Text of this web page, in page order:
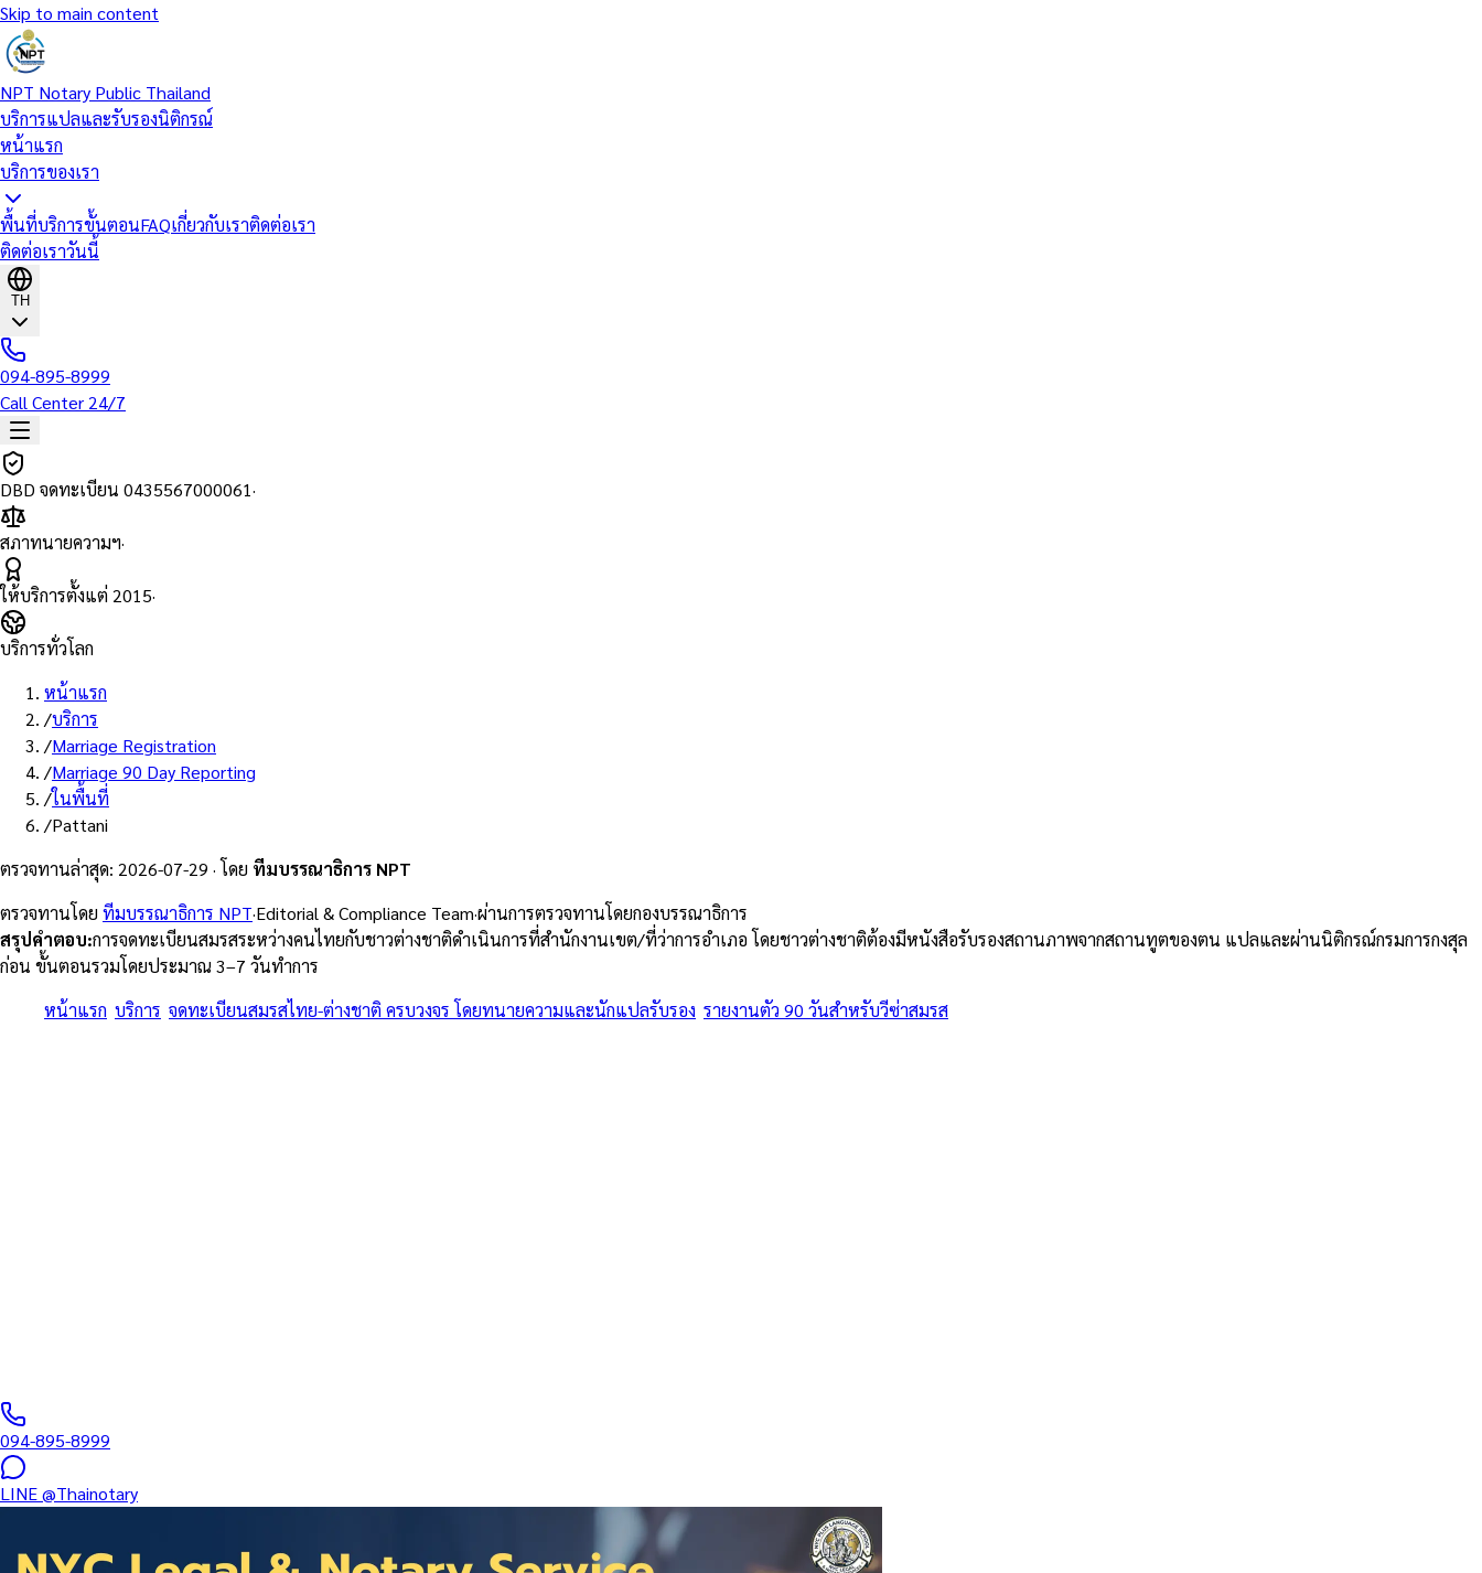
Skip to main content
NPT Notary Public Thailand
บริการแปลและรับรองนิติกรณ์
หน้าแรก
บริการของเรา
พื้นที่บริการขั้นตอนFAQเกี่ยวกับเราติดต่อเรา
ติดต่อเราวันนี้
TH
094-895-8999
Call Center 24/7
DBD จดทะเบียน 0435567000061·
สภาทนายความฯ·
ให้บริการตั้งแต่ 2015·
บริการทั่วโลก
หน้าแรก
/บริการ
/Marriage Registration
/Marriage 90 Day Reporting
/ในพื้นที่
/Pattani
ตรวจทานล่าสุด: 2026-07-29 · โดย ทีมบรรณาธิการ NPT
ตรวจทานโดย ทีมบรรณาธิการ NPT·Editorial & Compliance Team·ผ่านการตรวจทานโดยกองบรรณาธิการ
สรุปคำตอบ:การจดทะเบียนสมรสระหว่างคนไทยกับชาวต่างชาติดำเนินการที่สำนักงานเขต/ที่ว่าการอำเภอ โดยชาวต่างชาติต้องมีหนังสือรับรองสถานภาพจากสถานทูตของตน แปลและผ่านนิติกรณ์กรมการกงสุล
ก่อน ขั้นตอนรวมโดยประมาณ 3–7 วันทำการ
หน้าแรก บริการ จดทะเบียนสมรสไทย-ต่างชาติ ครบวงจร โดยทนายความและนักแปลรับรอง รายงานตัว 90 วันสำหรับวีซ่าสมรส
094-895-8999
LINE@Thainotary